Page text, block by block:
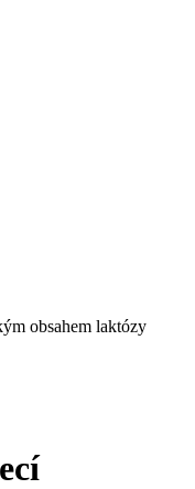
obsahem laktózy